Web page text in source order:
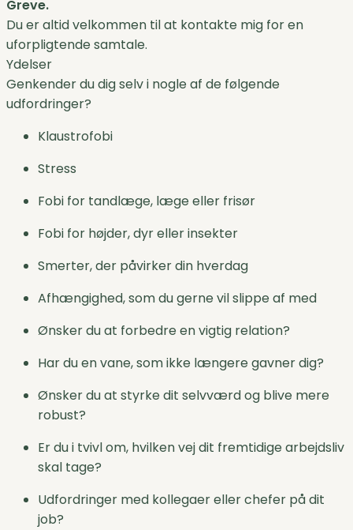
Greve.
Du er altid velkommen til at kontakte mig for en
uforpligtende samtale.
Ydelser
Genkender du dig selv i nogle af de følgende
udfordringer?
Klaustrofobi
Stress
Fobi for tandlæge, læge eller frisør
Fobi for højder, dyr eller insekter
Smerter, der påvirker din hverdag
Afhængighed, som du gerne vil slippe af med
Ønsker du at forbedre en vigtig relation?
Har du en vane, som ikke længere gavner dig?
Ønsker du at styrke dit selvværd og blive mere
robust?
Er du i tvivl om, hvilken vej dit fremtidige arbejdsliv
skal tage?
Udfordringer med kollegaer eller chefer på dit
job?